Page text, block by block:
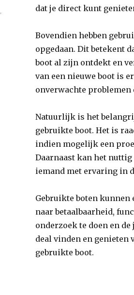
dat je direct kunt
Bovendien hebben
opgedaan. Dit betekent
boot al zijn ontdekt en
van een nieuwe boot is
onverwachte
Natuurlijk is het
gebruikte boot. Het is
indien mogelijk een
Daarnaast kan het
iemand met ervaring in
Gebruikte boten kunnen
naar betaalbaarheid,
onderzoek te doen en
deal vinden en genieten
gebruikte boot.